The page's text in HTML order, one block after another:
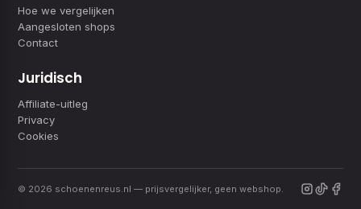
Hoe we vergelijken
Aangesloten shops
Contact
Juridisch
Affiliate-uitleg
Privacy
Cookies
© 2026 schoenenreus.nl — prijsvergelijker, geen webshop.